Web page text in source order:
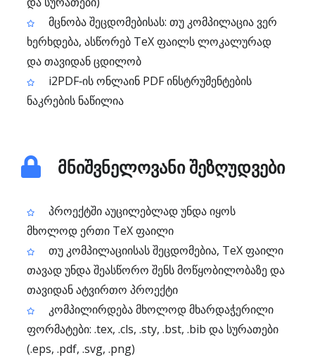
მცნობა შეცდომებისას: თუ კომპილაცია ვერ
ხერხდება, ასწორებ TeX ფაილს ლოკალურად
და თავიდან ცდილობ
i2PDF‑ის ონლაინ PDF ინსტრუმენტების
ნაკრების ნაწილია
მნიშვნელოვანი შეზღუდვები
პროექტში აუცილებლად უნდა იყოს
მხოლოდ ერთი TeX ფაილი
თუ კომპილაციისას შეცდომებია, TeX ფაილი
თავად უნდა შეასწორო შენს მოწყობილობაზე და
თავიდან ატვირთო პროექტი
კომპილირდება მხოლოდ მხარდაჭერილი
ფორმატები: .tex, .cls, .sty, .bst, .bib და სურათები
(.eps, .pdf, .svg, .png)